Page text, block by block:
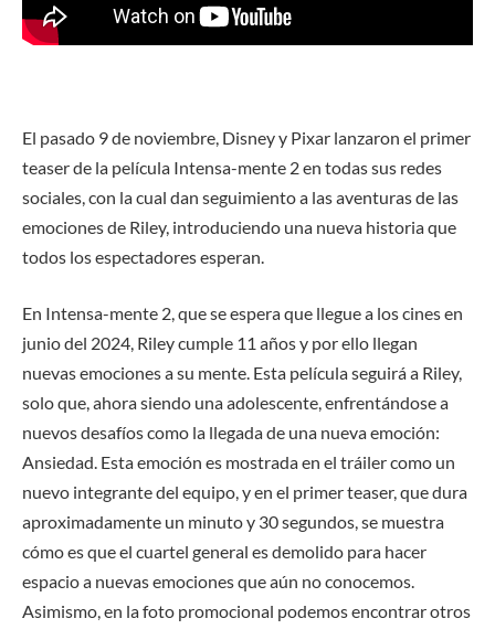
El pasado 9 de noviembre, Disney y Pixar lanzaron el primer
teaser de la película Intensa-mente 2 en todas sus redes
sociales, con la cual dan seguimiento a las aventuras de las
emociones de Riley, introduciendo una nueva historia que
todos los espectadores esperan.
En Intensa-mente 2, que se espera que llegue a los cines en
junio del 2024, Riley cumple 11 años y por ello llegan
nuevas emociones a su mente. Esta película seguirá a Riley,
solo que, ahora siendo una adolescente, enfrentándose a
nuevos desafíos como la llegada de una nueva emoción:
Ansiedad. Esta emoción es mostrada en el tráiler como un
nuevo integrante del equipo, y en el primer teaser, que dura
aproximadamente un minuto y 30 segundos, se muestra
cómo es que el cuartel general es demolido para hacer
espacio a nuevas emociones que aún no conocemos.
Asimismo, en la foto promocional podemos encontrar otros